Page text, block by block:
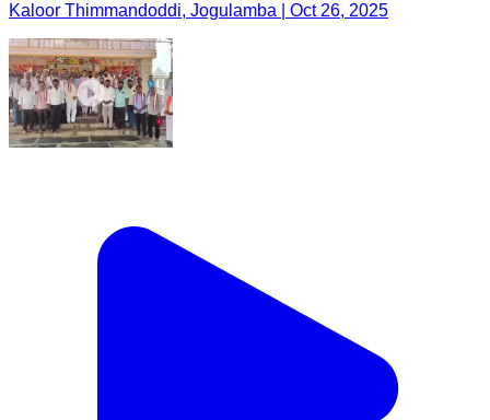
Kaloor Thimmandoddi, Jogulamba | Oct 26, 2025